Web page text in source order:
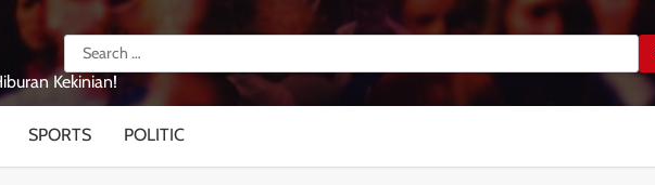
Kekinian!
Search
for:
SPORTS POLITIC